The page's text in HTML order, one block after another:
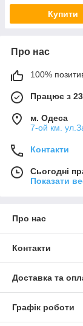
Купити
Про нас
100%
Працює з
м. Одеса
7-ой км.
Контакти
Сьогодні
Показати
Про нас
Контакти
Доставка та
Графік роботи